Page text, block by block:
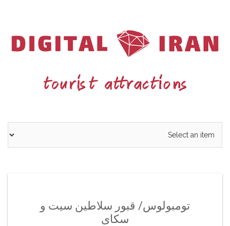
تومبولوس/ قبور سلاطین سیت و
سکای